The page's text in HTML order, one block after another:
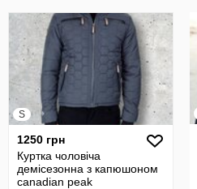
S
1250 грн
Куртка чоловіча
демісезонна з капюшоном
canadian peak